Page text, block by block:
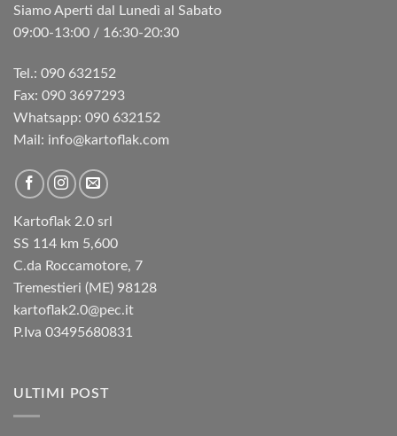
Siamo Aperti dal Lunedì al Sabato
09:00-13:00 / 16:30-20:30
Tel.: 090 632152
Fax: 090 3697293‬
Whatsapp: 090 632152
Mail: info@kartoflak.com
Kartoflak 2.0 srl
SS 114 km 5,600
C.da Roccamotore, 7
Tremestieri (ME) 98128
kartoflak2.0@pec.it
P.Iva 03495680831
ULTIMI POST